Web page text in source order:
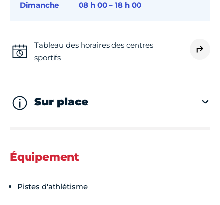
Dimanche 08 h 00 – 18 h 00
Tableau des horaires des centres
sportifs
Sur place
Équipement
Pistes d'athlétisme